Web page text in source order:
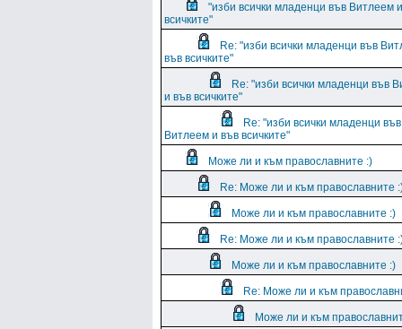
"изби всички младенци във Витлеем
всичките"
Re: "изби всички младенци във
във всичките"
Re: "изби всички младенци във
и във всичките"
Re: "изби всички младенци във
Витлеем и във всичките"
Може ли и към православните :)
Re: Може ли и към православните
Може ли и към православните :)
Re: Може ли и към православните
Може ли и към православните :)
Re: Може ли и към
Може ли и към